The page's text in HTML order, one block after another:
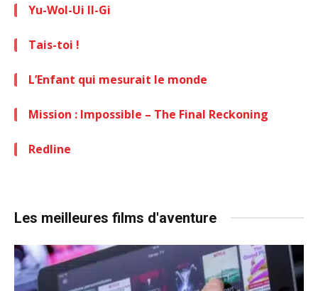
Yu-Wol-Ui Il-Gi
Tais-toi !
L’Enfant qui mesurait le monde
Mission : Impossible – The Final Reckoning
Redline
Les meilleures films d'aventure